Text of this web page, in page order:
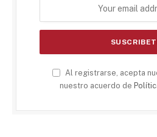
Al registrarse, acepta
nuestro acuerdo de